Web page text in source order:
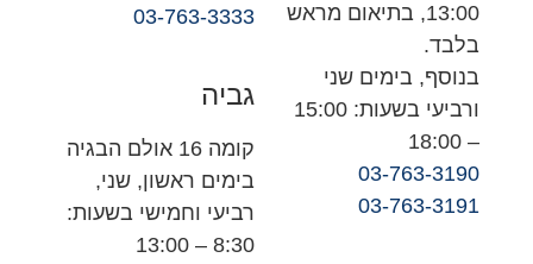
13:00, בתיאום מראש
בלבד.
בנוסף, בימים שני
ורביעי בשעות: 15:00
– 18:00
03-763-3190
03-763-3191
03-763-3333
גביה
קומה 16 אולם הבגיה
בימים ראשון, שני,
רביעי וחמישי בשעות:
8:30 – 13:00